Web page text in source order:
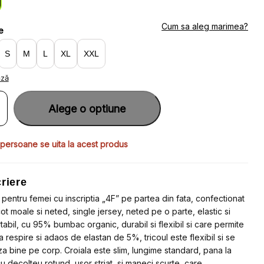
L XL XXL
S M
Cum sa aleg marimea?
Alege o optiune
se uita la acest produs
femei cu inscriptia „4F” pe partea din fata, confectionat
moale si neted, single jersey, neted pe o parte, elastic si
cu 95% bumbac organic, durabil si flexibil si care permite
respire si adaos de elastan de 5%, tricoul este flexibil si se
bine pe corp. Croiala este slim, lungime standard, pana la